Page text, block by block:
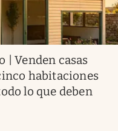
| Venden casas
habitaciones
lo que deben